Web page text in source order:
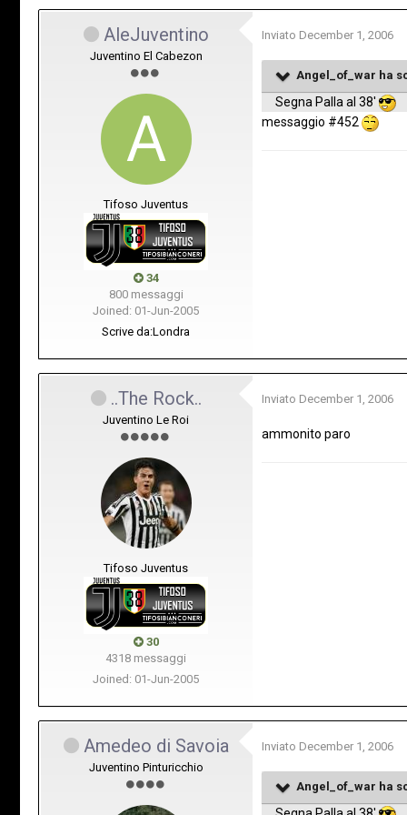
AleJuventino
Juventino El Cabezon
Tifoso Juventus
34
800 messaggi
Joined: 01-Jun-2005
Scrive da:Londra
Inviato December 1, 2006
Angel_of_war ha
Segna Palla al 38'
messaggio #452
..The Rock..
Juventino Le Roi
Tifoso Juventus
30
4318 messaggi
Joined: 01-Jun-2005
Inviato December 1, 2006
ammonito paro
Amedeo di Savoia
Juventino Pinturicchio
Inviato December 1, 2006
Angel_of_war ha